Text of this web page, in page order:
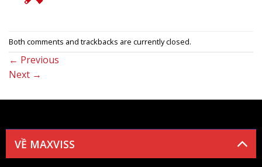
Both comments and trackbacks are currently closed.
← Previous
Next →
VỀ MAXVISS